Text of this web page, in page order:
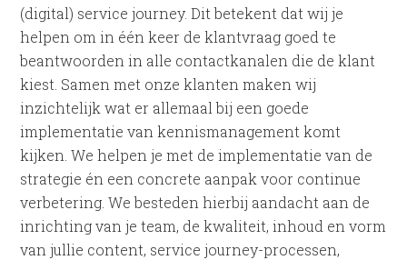
(digital) service journey. Dit betekent dat wij je
helpen om in één keer de klantvraag goed te
beantwoorden in alle contactkanalen die de klant
kiest. Samen met onze klanten maken wij
inzichtelijk wat er allemaal bij een goede
implementatie van kennismanagement komt
kijken. We helpen je met de implementatie van de
strategie én een concrete aanpak voor continue
verbetering. We besteden hierbij aandacht aan de
inrichting van je team, de kwaliteit, inhoud en vorm
van jullie content, service journey-processen,